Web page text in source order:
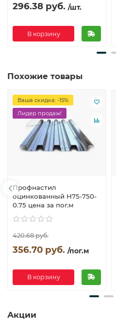
296.38 руб. /шт.
В корзину
Похожие товары
Ваша скидка: -15%
Лидер продаж!
Профнастил
оцинкованный Н75-750-
0.75 цена за пог.м
420.68 руб.
356.70 руб. /пог.м
В корзину
Акции